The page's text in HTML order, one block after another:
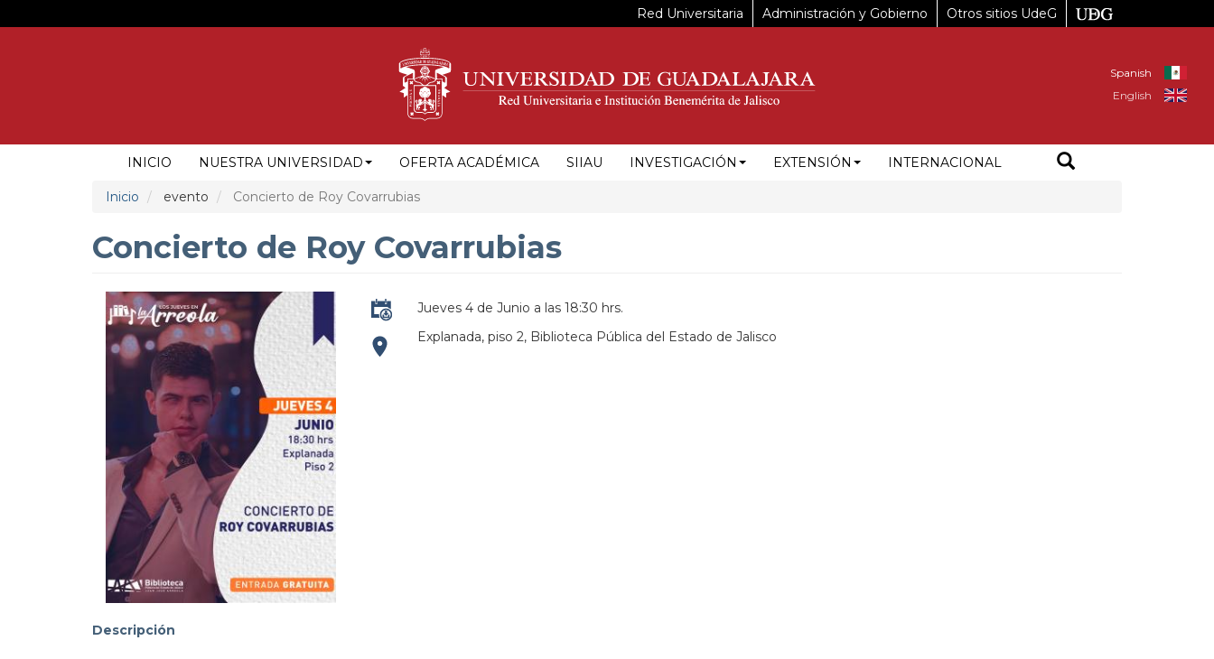
al
Red Universitaria Administración y Gobierno Otros sitios UdeG
Spanish
English
NAVEGACIÓN
PRINCIPAL
INICIO NUESTRA UNIVERSIDAD OFERTA ACADÉMICA SIIAU INVESTIGACIÓN EXTENSIÓN INTERNACIONAL
Inicio evento Concierto de Roy Covarrubias
Concierto de Roy Covarrubias
Jueves 4 de Junio a las 18:30 hrs.
Explanada, piso 2, Biblioteca Pública del Estado de Jalisco
Descripción